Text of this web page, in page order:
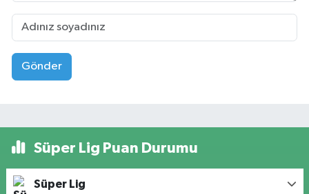
Gönder
Süper Lig Puan Durumu
Süper Lig